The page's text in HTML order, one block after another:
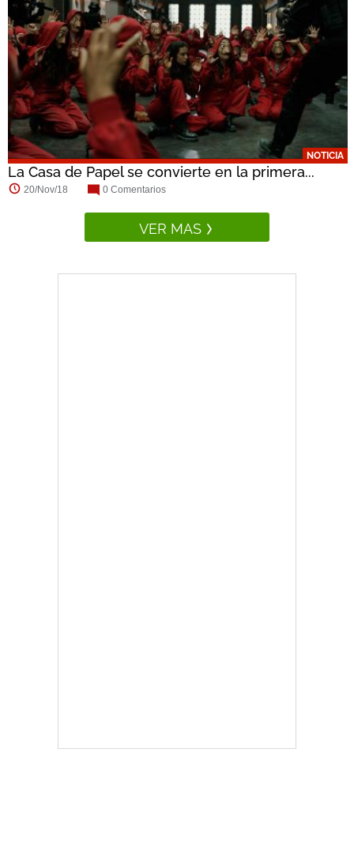
NOTICIA
La Casa de Papel se convierte en la primera...
20/Nov/18 0 Comentarios
VER MAS